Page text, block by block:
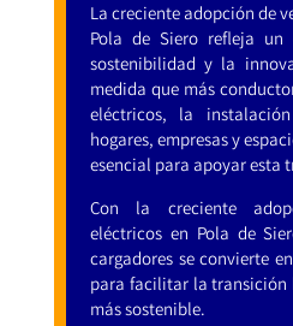
La creciente adopción de
Pola de Siero refleja
sostenibilidad y la
medida que más
eléctricos, la
hogares, empresas y
esencial para apoyar esta
Con la creciente
eléctricos en Pola de
cargadores se convierte
para facilitar la
más sostenible.